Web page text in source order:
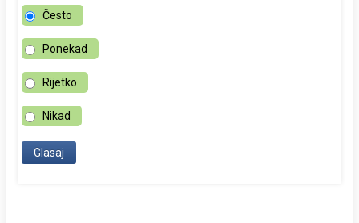
Često
Ponekad
Rijetko
Nikad